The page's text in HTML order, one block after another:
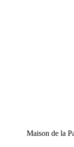
Maison de la